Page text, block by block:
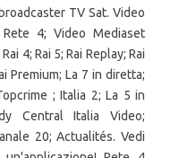
TV Sat. Video
4; Video Mediaset
4; Rai 5; Rai Replay; Rai
Premium; La 7 in diretta;
; Italia 2; La 5 in
Central Italia Video;
20; Actualités. Vedi